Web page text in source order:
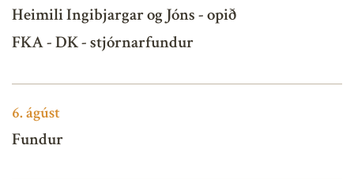
Heimili Ingibjargar og Jóns - opið
FKA - DK - stjórnarfundur
6.ágúst
Fundur